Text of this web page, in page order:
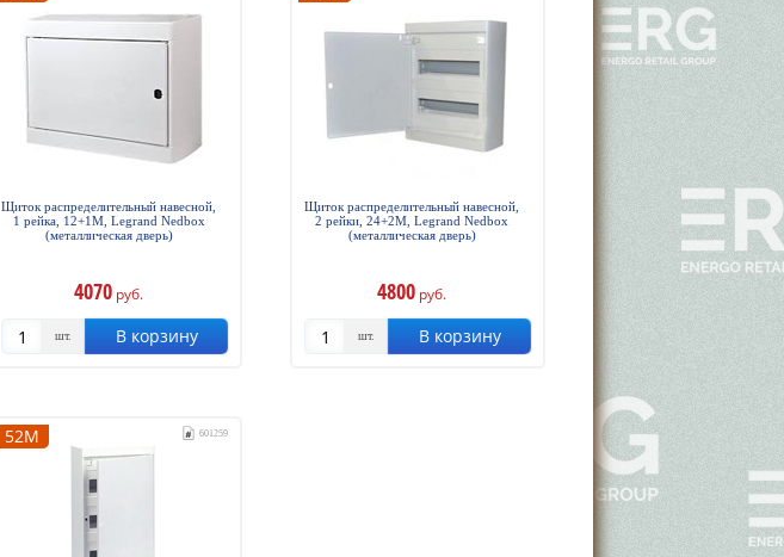
Щиток распределительный навесной,
1 рейка, 12+1М, Legrand Nedbox
(металлическая дверь)
4070 руб.
шт. В корзину
Щиток распределительный навесной,
2 рейки, 24+2М, Legrand Nedbox
(металлическая дверь)
4800 руб.
шт. В корзину
52М 601259